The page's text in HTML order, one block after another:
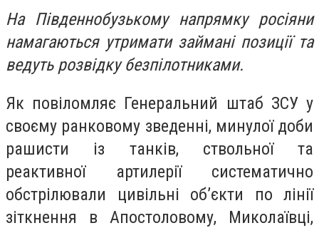
На Південнобузькому напрямку росіяни
намагаються утримати займані позиції та
ведуть розвідку безпілотниками.
Як повіломляє Генеральний штаб ЗСУ у
своєму ранковому зведенні, минулої доби
рашисти із танків, ствольної та
реактивної артилерії систематично
обстрілювали цивільні об’єкти по лінії
зіткнення в Апостоловому, Миколаївці,